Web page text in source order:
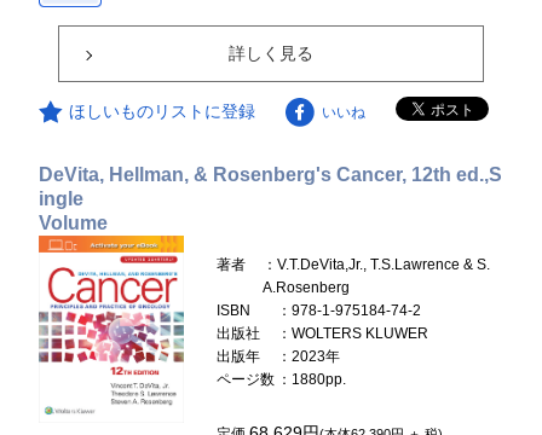
詳しく見る
ほしいものリストに登録 いいね
DeVita, Hellman, & Rosenberg's Cancer, 12th ed.,S
ingle
Volume
著者
：V.T.DeVita,Jr., T.S.Lawrence & S.
A.Rosenberg
ISBN
：978-1-975184-74-2
出版社
：WOLTERS KLUWER
出版年
：2023年
ページ数 ：1880pp.